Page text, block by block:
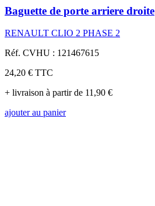
Baguette de porte arriere droite
RENAULT CLIO 2 PHASE 2
Réf. CVHU : 121467615
24,20 € TTC
+ livraison à partir de 11,90 €
ajouter au panier